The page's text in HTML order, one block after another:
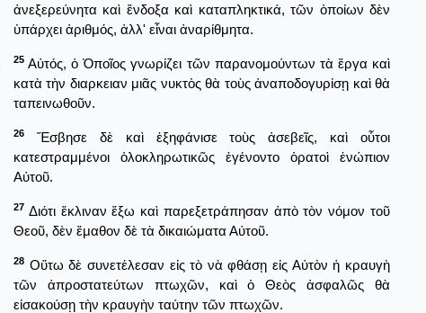
ἀνεξερεύνητα καὶ ἔνδοξα καὶ καταπληκτικά, τῶν ὁποίων δὲν
ὑπάρχει ἀριθμός, ἀλλ' εἶναι ἀναρίθμητα.
25 Αὐτός, ὁ Ὁποῖος γνωρίζει τῶν παρανομούντων τὰ ἔργα καὶ
κατὰ τὴν διαρκειαν μιᾶς νυκτὸς θὰ τοὺς ἀναποδογυρίσῃ καὶ θὰ
ταπεινωθοῦν.
26
Ἔσβησε δὲ καὶ ἐξηφάνισε τοὺς ἀσεβεῖς, καὶ οὗτοι
κατεστραμμένοι ὁλοκληρωτικῶς ἐγένοντο ὁρατοὶ ἐνώπιον
Αὐτοῦ.
27 Διότι ἔκλιναν ἔξω καὶ παρεξετράπησαν ἀπὸ τὸν νόμον τοῦ
Θεοῦ, δὲν ἔμαθον δὲ τὰ δικαιώματα Αὐτοῦ.
28 Οὕτω δὲ συνετέλεσαν εἰς τὸ νὰ φθάσῃ εἰς Αὐτὸν ἡ κραυγὴ
τῶν ἀπροστατεύτων πτωχῶν, καὶ ὁ Θεὸς ἀσφαλῶς θὰ
εἰσακούσῃ τὴν κραυγὴν ταύτην τῶν πτωχῶν.